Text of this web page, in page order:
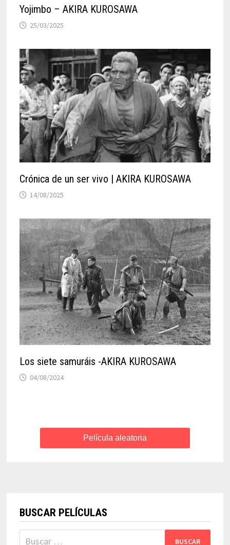
Yojimbo – AKIRA KUROSAWA
25/03/2025
Crónica de un ser vivo | AKIRA KUROSAWA
14/08/2025
Los siete samuráis -AKIRA KUROSAWA
04/08/2024
Película aleatoria
BUSCAR PELÍCULAS
Buscar: